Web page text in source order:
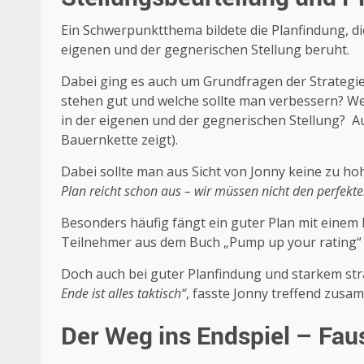
Ein Schwerpunktthema bildete die Planfindung,
eigenen und der gegnerischen Stellung beruht.
Dabei ging es auch um Grundfragen der
stehen gut und welche sollte man verbessern?
in der eigenen und der gegnerischen Stellung?
Bauernkette zeigt).
Dabei sollte man aus Sicht von Jonny keine zu
Plan reicht schon aus – wir müssen nicht den
Besonders häufig fängt ein guter Plan mit einem
Teilnehmer aus dem Buch „Pump up your
Doch auch bei guter Planfindung und starkem
Ende ist alles taktisch“, fasste Jonny treffend
Der Weg ins Endspiel –